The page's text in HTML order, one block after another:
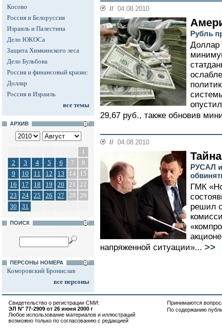
Косово
Россия и Белоруссия
Израиль и Палестина
Дело ЮКОСа
Защита Химкинского леса
Дело Бульбова
Россия и финансовый кризис
Доллар
Россия и Израиль
все темы
АРХИВ
1
2
3 4 5 6 7
8
9
10 11 12 13 14
15
16
17 18 19 20 21
22
23
24 25 26 27 28 29
30
31
ПОИСК
ПЕРСОНЫ НОМЕРА
Коморовский Бронислав
все персоны
// 04.08.2010
Рубль
Доллар
29,67 руб., также обновив
// 04.08.2010
РУСАЛ
ГМК
решил
напряженной ситуации»... >>
Свидетельство о регистрации СМИ:
ЭЛ N° 77-2909 от 26 июня 2000 г
Любое использование материалов и иллюстраций
возможно только по согласованию с редакцией
Принимаются
По содержанию